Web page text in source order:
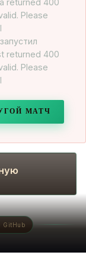
returned 400
Please
returned 400
Please
МАТЧ
GitHub